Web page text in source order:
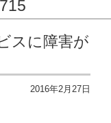
スに障害が
2016年2月27日